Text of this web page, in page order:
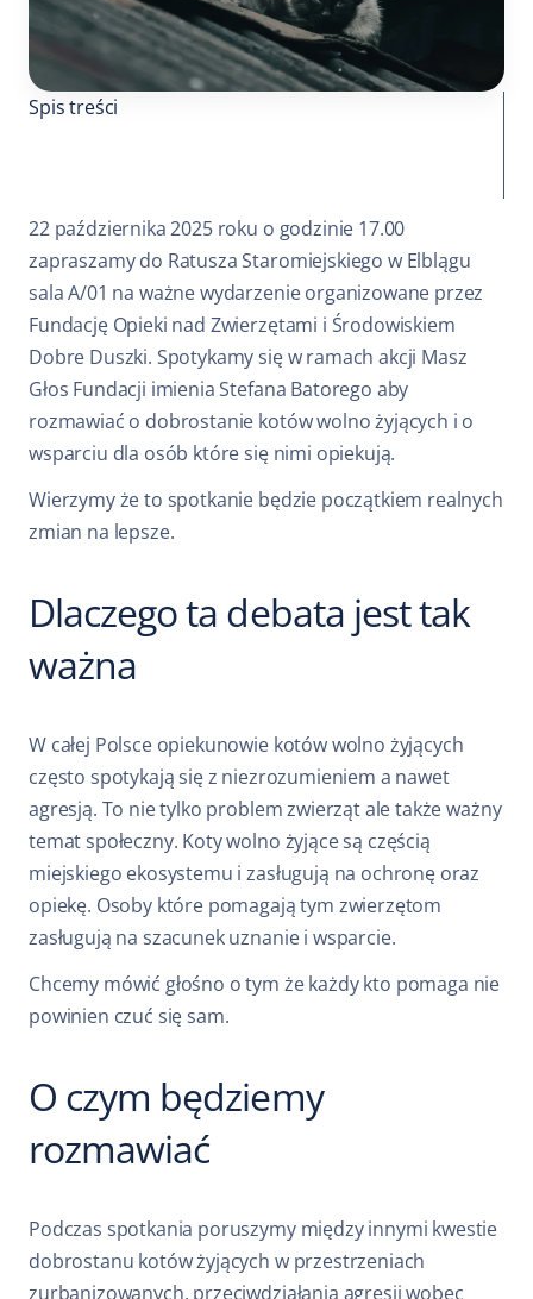
Spis treści
22 października 2025 roku o godzinie 17.00
zapraszamy do Ratusza Staromiejskiego w Elblągu
sala A/01 na ważne wydarzenie organizowane przez
Fundację Opieki nad Zwierzętami i Środowiskiem
Dobre Duszki. Spotykamy się w ramach akcji Masz
Głos Fundacji imienia Stefana Batorego aby
rozmawiać o dobrostanie kotów wolno żyjących i o
wsparciu dla osób które się nimi opiekują.
Wierzymy że to spotkanie będzie początkiem realnych
zmian na lepsze.
Dlaczego ta debata jest tak
ważna
W całej Polsce opiekunowie kotów wolno żyjących
często spotykają się z niezrozumieniem a nawet
agresją. To nie tylko problem zwierząt ale także ważny
temat społeczny. Koty wolno żyjące są częścią
miejskiego ekosystemu i zasługują na ochronę oraz
opiekę. Osoby które pomagają tym zwierzętom
zasługują na szacunek uznanie i wsparcie.
Chcemy mówić głośno o tym że każdy kto pomaga nie
powinien czuć się sam.
O czym będziemy
rozmawiać
Podczas spotkania poruszymy między innymi kwestie
dobrostanu kotów żyjących w przestrzeniach
zurbanizowanych, przeciwdziałania agresji wobec